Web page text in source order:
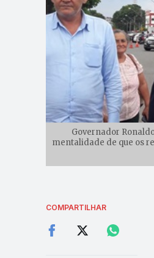
Governador
mentalidade de que os
COMPARTILHAR